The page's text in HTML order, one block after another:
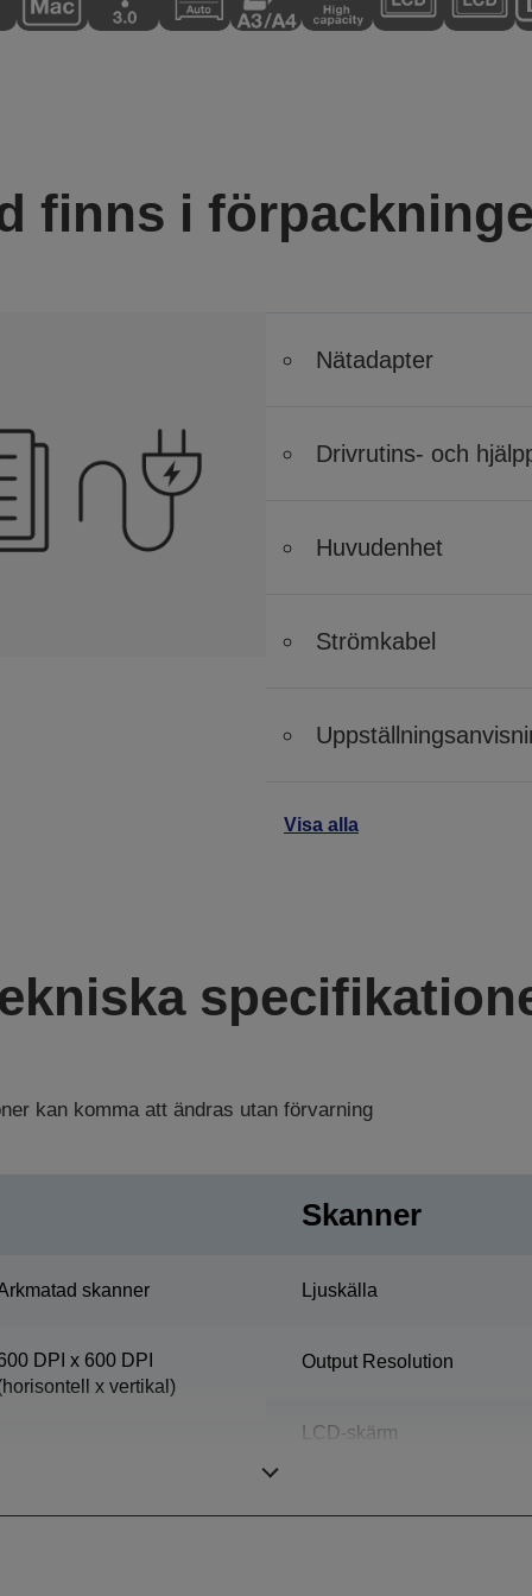
finns i
Nätadapter
Drivrutins- och
Huvudenhet
Strömkabel
Visa alla
kan komma att ändras utan förvarning
skanner
DPI x 600 DPI
x vertikal)
Skanner
Ljuskälla
Output Resolution
LCD-skärm